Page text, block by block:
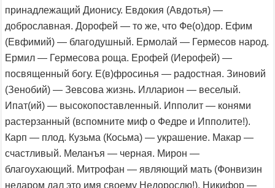
принадлежащий Дионису. Евдокия (Авдотья) —
доброславная. Дорофей — то же, что Фе(о)дор. Ефим
(Евфимий) — благодушный. Ермолай — Гермесов народ.
Ермил — Гермесова роща. Ерофей (Иерофей) —
посвященный богу. Е(в)фросинья — радостная. Зиновий
(Зенобий) — Зевсова жизнь. Илларион — веселый.
Ипат(ий) — высокопоставленный. Ипполит — конями
растерзанный (вспомните миф о Федре и Ипполите!).
Карп — плод. Кузьма (Косьма) — украшение. Макар —
счастливый. Меланъя — черная. Мирон —
благоухающий. Митрофан — являющий мать (Фонвизин
недаром дал это имя своему Недорослю!). Никифор —